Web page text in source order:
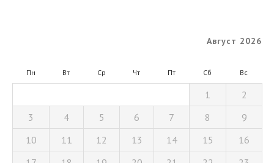
Август 2026
Пн Вт Ср Чт Пт Сб Вс
1
2
3
4 5 6 7 8
9
10
11 12 13 14 15
16